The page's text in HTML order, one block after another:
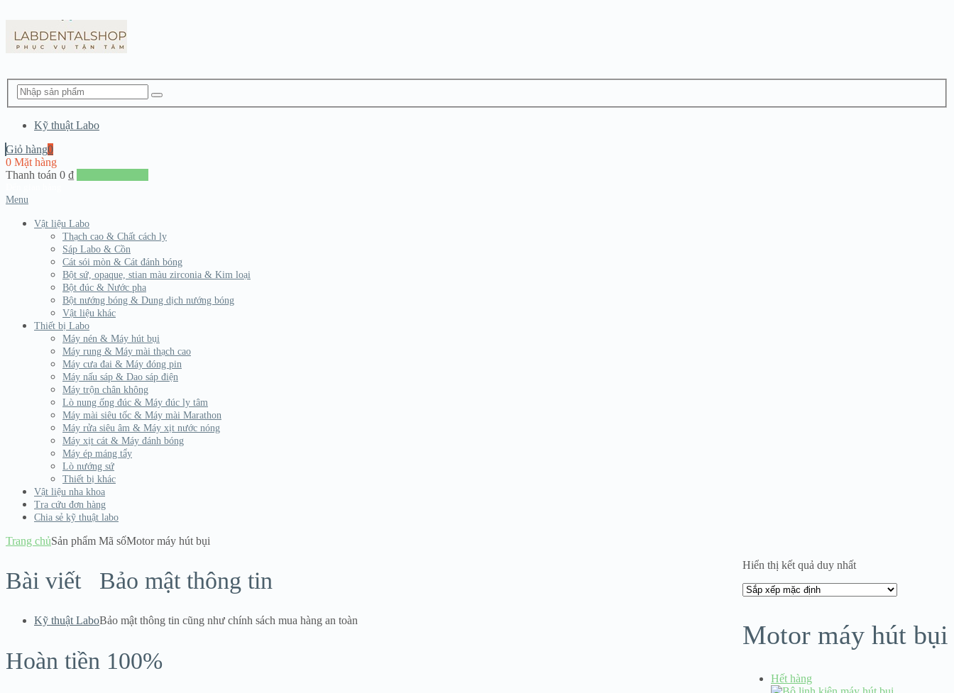
Kỹ thuật Labo
Giỏ hàng0
0 Mặt hàng
Thanh toán 0 ₫
Menu
Vật liệu Labo
Thạch cao & Chất cách ly
Sáp Labo & Cồn
Cát sói mòn & Cát đánh bóng
Bột sứ, opaque, stian màu zirconia & Kim loại
Bột đúc & Nước pha
Bột nướng bóng & Dung dịch nướng bóng
Vật liệu khác
Thiết bị Labo
Máy nén & Máy hút bụi
Máy rung & Máy mài thạch cao
Máy cưa đai & Máy đóng pin
Máy nấu sáp & Dao sáp điện
Máy trộn chân không
Lò nung ống đúc & Máy đúc ly tâm
Máy mài siêu tốc & Máy mài Marathon
Máy rửa siêu âm & Máy xịt nước nóng
Máy xịt cát & Máy đánh bóng
Máy ép máng tẩy
Lò nướng sứ
Thiết bị khác
Vật liệu nha khoa
Tra cứu đơn hàng
Chia sẻ kỹ thuật labo
Trang chủSản phẩm Mã sốMotor máy hút bụi
Hiển thị kết quả duy nhất
Motor máy hút bụi
Hết hàng
Bài viết
Kỹ thuật Labo
Bảo mật thông tin
Bảo mật thông tin cũng như chính sách mua hàng an toàn
Hoàn tiền 100%